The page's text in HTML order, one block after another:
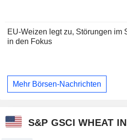
EU-Weizen legt zu, Störungen im
in den Fokus
Mehr Börsen-Nachrichten
S&P GSCI WHEAT